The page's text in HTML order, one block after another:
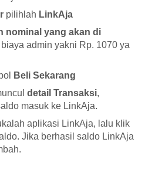
pilihlah LinkAja
nominal yang akan di
admin yakni Rp. 1070 ya
Beli Sekarang
detail Transaksi,
masuk ke LinkAja.
aplikasi LinkAja, lalu klik
Jika berhasil saldo LinkAja